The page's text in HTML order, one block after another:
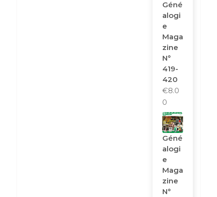
Géné
Alogi
E
Maga
Zine
N°
419-
420
€8.0
0
Géné
Alogi
E
Maga
Zine
N°